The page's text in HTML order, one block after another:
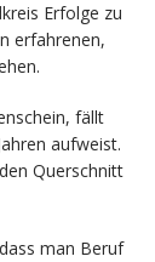
Erfolge zu
erfahrenen,
fällt
aufweist.
Querschnitt
man Beruf